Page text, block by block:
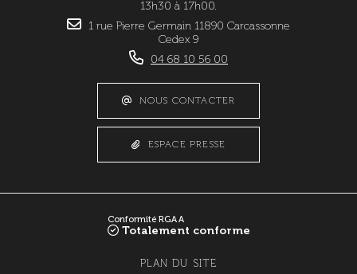
13h30 à 17h00.
1 rue Pierre Germain 11890 Carcassonne
Cedex 9
04 68 10 56 00
NOUS CONTACTER
ESPACE PRESSE
Conformité RGAA
Totalement conforme
PLAN DU SITE